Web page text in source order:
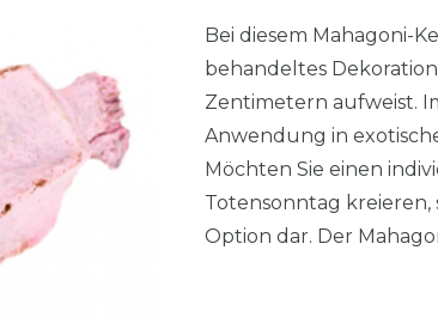
Bei diesem Mahagoni-
behandeltes
Zentimetern aufweist.
Anwendung in
Möchten Sie einen
Totensonntag kreieren,
Option dar. Der